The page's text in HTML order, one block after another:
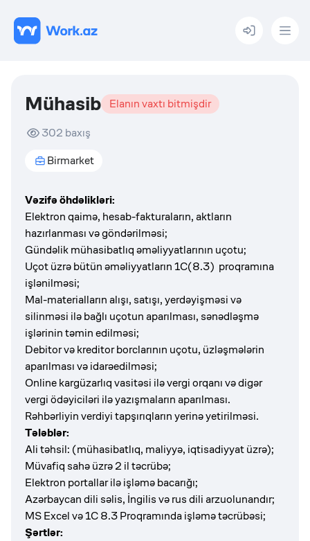
Menu
Mühasib
Elanın vaxtı bitmişdir
302 baxış
Birmarket
Vəzifə öhdəlikləri:
Elektron qaimə, hesab-fakturaların, aktların
hazırlanması və göndərilməsi;
Gündəlik mühasibatlıq əməliyyatlarının uçotu;
Uçot üzrə bütün əməliyyatların 1C(8.3) proqramına
işlənilməsi;
Mal-materialların alışı, satışı, yerdəyişməsi və
silinməsi ilə bağlı uçotun aparılması, sənədləşmə
işlərinin təmin edilməsi;
Debitor və kreditor borclarının uçotu, üzləşmələrin
aparılması və idarəedilməsi;
Online kargüzarlıq vasitəsi ilə vergi orqanı və digər
vergi ödəyiciləri ilə yazışmaların aparılması.
Rəhbərliyin verdiyi tapşırıqların yerinə yetirilməsi.
Tələblər:
Ali təhsil: (mühasibatlıq, maliyyə, iqtisadiyyat üzrə);
Müvafiq sahə üzrə 2 il təcrübə;
Elektron portallar ilə işləmə bacarığı;
Azərbaycan dili səlis, İngilis və rus dili arzuolunandır;
MS Excel və 1C 8.3 Proqramında işləmə təcrübəsi;
Şərtlər: